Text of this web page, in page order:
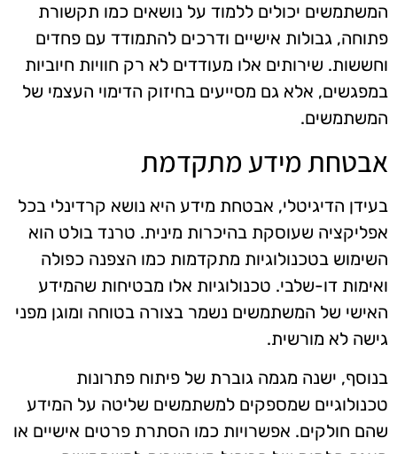
המשתמשים יכולים ללמוד על נושאים כמו תקשורת
פתוחה, גבולות אישיים ודרכים להתמודד עם פחדים
וחששות. שירותים אלו מעודדים לא רק חוויות חיוביות
במפגשים, אלא גם מסייעים בחיזוק הדימוי העצמי של
המשתמשים.
אבטחת מידע מתקדמת
בעידן הדיגיטלי, אבטחת מידע היא נושא קרדינלי בכל
אפליקציה שעוסקת בהיכרות מינית. טרנד בולט הוא
השימוש בטכנולוגיות מתקדמות כמו הצפנה כפולה
ואימות דו-שלבי. טכנולוגיות אלו מבטיחות שהמידע
האישי של המשתמשים נשמר בצורה בטוחה ומוגן מפני
גישה לא מורשית.
בנוסף, ישנה מגמה גוברת של פיתוח פתרונות
טכנולוגיים שמספקים למשתמשים שליטה על המידע
שהם חולקים. אפשרויות כמו הסתרת פרטים אישיים או